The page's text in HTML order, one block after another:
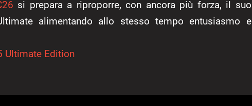
si prepara a riproporre, con ancora più forza, il suo
alimentando allo stesso tempo entusiasmo e
Ultimate Edition